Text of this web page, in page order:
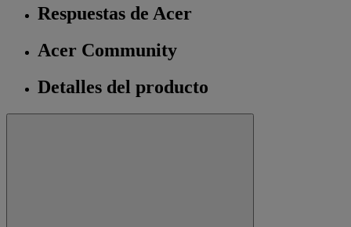
Respuestas de Acer
Acer Community
Detalles del producto